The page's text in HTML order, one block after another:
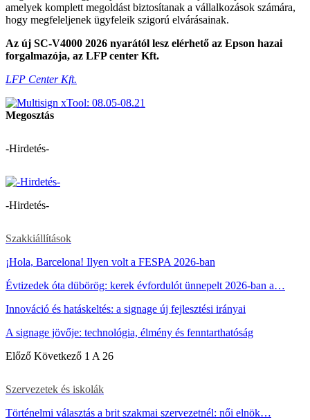
amelyek komplett megoldást biztosítanak a vállalkozások számára,
hogy megfeleljenek ügyfeleik szigorú elvárásainak.
Az új SC-V4000 2026 nyarától lesz elérhető az Epson hazai
forgalmazója, az LFP center Kft.
LFP Center Kft.
Megosztás
-Hirdetés-
-Hirdetés-
Szakkiállítások
¡Hola, Barcelona! Ilyen volt a FESPA 2026-ban
Évtizedek óta dübörög: kerek évfordulót ünnepelt 2026-ban a…
Innováció és hatáskeltés: a signage új fejlesztési irányai
A signage jövője: technológia, élmény és fenntarthatóság
Előző Következő 1 A 26
Szervezetek és iskolák
Történelmi választás a brit szakmai szervezetnél: női elnök…